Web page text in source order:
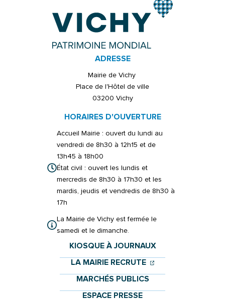
ADRESSE
Mairie de Vichy
Place de l'Hôtel de ville
03200 Vichy
HORAIRES D'OUVERTURE
Accueil Mairie : ouvert du lundi au
vendredi de 8h30 à 12h15 et de
13h45 à 18h00
État civil : ouvert les lundis et
mercredis de 8h30 à 17h30 et les
mardis, jeudis et vendredis de 8h30 à
17h
La Mairie de Vichy est fermée le
samedi et le dimanche.
KIOSQUE À JOURNAUX
LA MAIRIE RECRUTE (OUVERTURE
(OUVERTURE
MARCHÉS PUBLICS
ESPACE PRESSE